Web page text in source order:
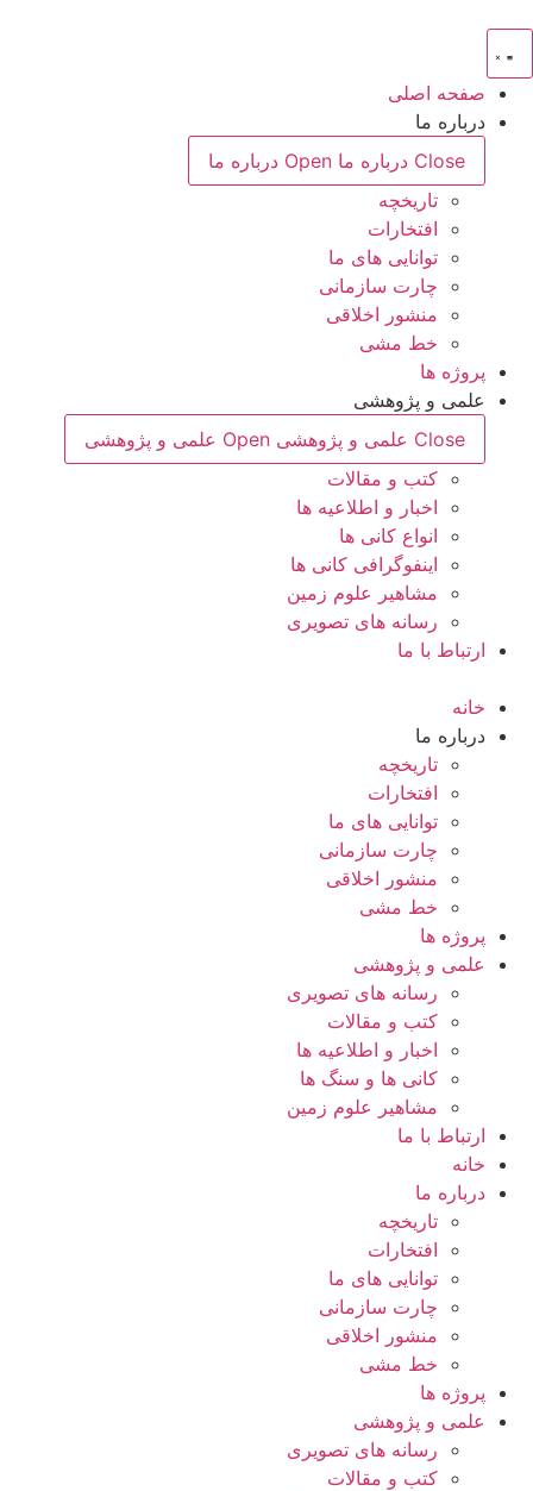
محتوا
صفحه اصلی
درباره ما
Close درباره ما
Open درباره ما
تاریخچه
افتخارات
توانایی های ما
چارت سازمانی
منشور اخلاقی
خط مشی
پروژه ها
علمی و پژوهشی
Close علمی و پژوهشی
Open علمی و پژوهشی
کتب و مقالات
اخبار و اطلاعیه ها
انواع کانی ها
اینفوگرافی کانی ها
مشاهیر علوم زمین
رسانه های تصویری
ارتباط با ما
خانه
درباره ما
تاریخچه
افتخارات
توانایی های ما
چارت سازمانی
منشور اخلاقی
خط مشی
پروژه ها
علمی و پژوهشی
رسانه های تصویری
کتب و مقالات
اخبار و اطلاعیه ها
کانی ها و سنگ ها
مشاهیر علوم زمین
ارتباط با ما
خانه
درباره ما
تاریخچه
افتخارات
توانایی های ما
چارت سازمانی
منشور اخلاقی
خط مشی
پروژه ها
علمی و پژوهشی
رسانه های تصویری
کتب و مقالات